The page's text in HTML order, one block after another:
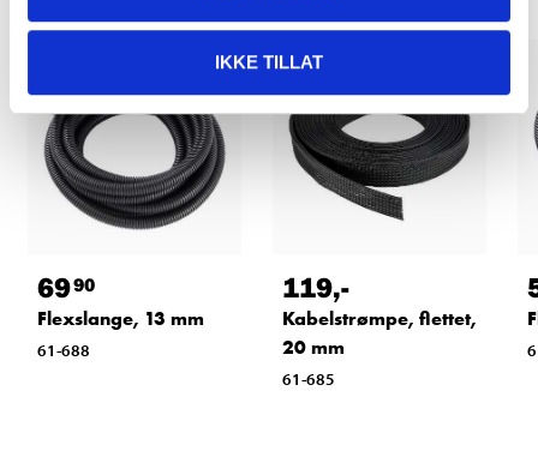
IKKE TILLAT
6990
Flexslange, 13 mm
61-688
119,-
Kabelstrømpe, flettet,
20 mm
61-685